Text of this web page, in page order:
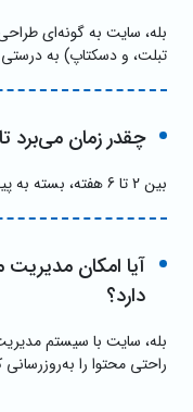
بله، سایت به گونه‌ای
تبلت، و دسکتاپ) به
چقدر زمان می‌برد
بین 2 تا 6 هفته، بسته به پیچیدگی امکانات موردنیاز.
آیا امکان
دارد؟
بله، سایت با سیستم
راحتی محتوا را به‌روزرسانی